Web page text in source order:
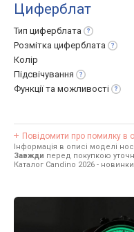
Циферблат
Тип циферблата
Розмітка циферблата
Колір
Підсвічування
Функції та можливості
Повідомити про помилку в
Інформація в описі моделі
Завжди перед покупкою
Каталог Candino 2026 -